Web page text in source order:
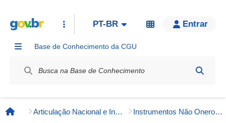
PT-BR Entrar
Base de Conhecimento da CGU
Página inicial
Articulação Nacional e Internacional Instrumentos Não Onerosos